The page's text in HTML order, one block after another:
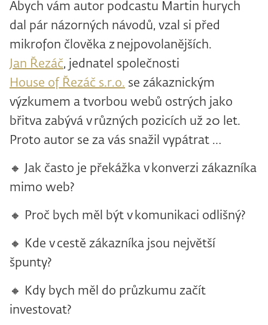
Abych vám autor podcastu Martin hurych
dal pár názorných návodů, vzal si před
mikrofon člověka z nejpovolanějších.
Jan Řezáč, jednatel společnosti
House of Řezáč s.r.o. se zákaznickým
výzkumem a tvorbou webů ostrých jako
břitva zabývá v různých pozicích už 20 let.
Proto autor se za vás snažil vypátrat …
🔸 Jak často je překážka v konverzi zákazníka
mimo web?
🔸 Proč bych měl být v komunikaci odlišný?
🔸 Kde v cestě zákazníka jsou největší
špunty?
🔸 Kdy bych měl do průzkumu začít
investovat?